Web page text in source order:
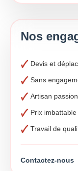
Nos
Devis et
Sans
Artisan
Prix imbattable
Travail de
Contactez-nous